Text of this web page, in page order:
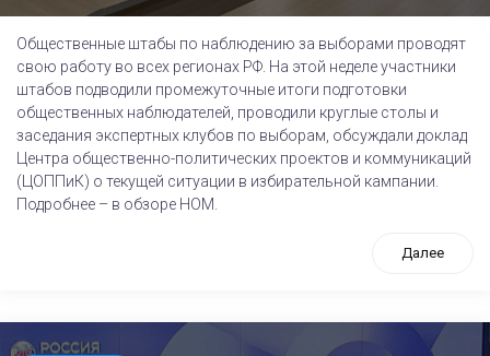
Общественные штабы по наблюдению за выборами проводят
свою работу во всех регионах РФ. На этой неделе участники
штабов подводили промежуточные итоги подготовки
общественных наблюдателей, проводили круглые столы и
заседания экспертных клубов по выборам, обсуждали доклад
Центра общественно-политических проектов и коммуникаций
(ЦОППиК) о текущей ситуации в избирательной кампании.
Подробнее – в обзоре НОМ.
Далее